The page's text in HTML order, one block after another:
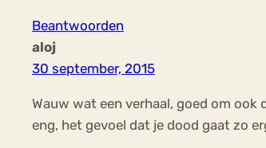
Beantwoorden
aloj
30 september, 2015
Wauw wat een verhaal, goed om
eng, het gevoel dat je dood gaat zo